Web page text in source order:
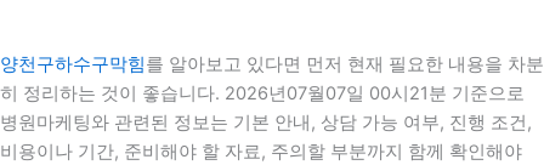
양천구하수구막힘를 알아보고 있다면 먼저 현재 필요한 내용을 차분
히 정리하는 것이 좋습니다. 2026년07월07일 00시21분 기준으로
병원마케팅와 관련된 정보는 기본 안내, 상담 가능 여부, 진행 조건,
비용이나 기간, 준비해야 할 자료, 주의할 부분까지 함께 확인해야